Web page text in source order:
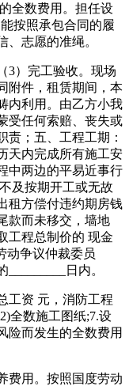
全数费用。担任设
按照承包合同的履
志愿的准绳。
）完工验收。现场
附件，租赁期间，本
内利用。由乙方小我
受任何索赔、丧失或
责；五、工程工期：
天内完成所有施工安
中两边的平易近事行
及按期开工或无故
租方偿付违约期房钱
款而未移交，墙地
工程总制价的 现金
动争议仲裁委员
日内。
资 元，消防工程
全数施工图纸;7.设
险而发生的全数费用
用。按照国度劳动